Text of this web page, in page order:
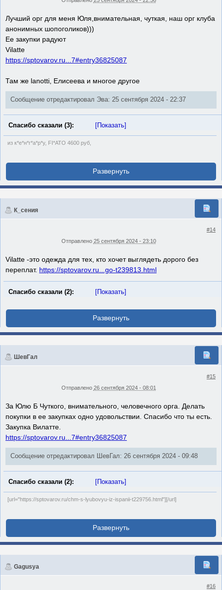
Лучший орг для меня Юля,внимательная, чуткая, наш орг клуба
анонимных шопоголиков)))
Ее закупки радуют
Vilatte
https://sptovarov.ru...7#entry36825087
Там же lanotti, Елисеева и многое другое
Сообщение отредактировал Эва: 25 сентября 2024 - 22:37
Спасибо сказали (3): [Показать]
из к*е*н*г*а*р*у, FI*ATO 4600 руб,
К_сения
#14
Отправлено 25 сентября 2024 - 23:10
Vilatte -это одежда для тех, кто хочет выглядеть дорого без
переплат. https://sptovarov.ru...go-t239813.html
Спасибо сказали (2): [Показать]
ШевГал
#15
Отправлено 26 сентября 2024 - 08:01
За Юлю Б Чуткого, внимательного, человечного орга. Делать
покупки в ее закупках одно удовольствии. Спасибо что ты есть.
Закупка Вилатте.
https://sptovarov.ru...7#entry36825087
Сообщение отредактировал ШевГал: 26 сентября 2024 - 09:48
Спасибо сказали (2): [Показать]
[url="https://sptovarov.ru/chm-s-lyubovyu-iz-ispanii-t229756.html"][/url]
Gagusya
#16